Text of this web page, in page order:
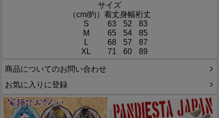
サイズ
（cm/約） 着丈身幅裄丈
S
63 52
83
M
65 54
85
L
68 57
87
XL
71 60 89
商品についてのお問い合わせ
お気に入りに登録